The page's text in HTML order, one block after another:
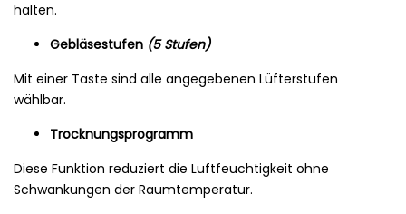
halten.
Gebläsestufen (5 Stufen)
Mit einer Taste sind alle angegebenen Lüfterstufen
wählbar.
Trocknungsprogramm
Diese Funktion reduziert die Luftfeuchtigkeit ohne
Schwankungen der Raumtemperatur.